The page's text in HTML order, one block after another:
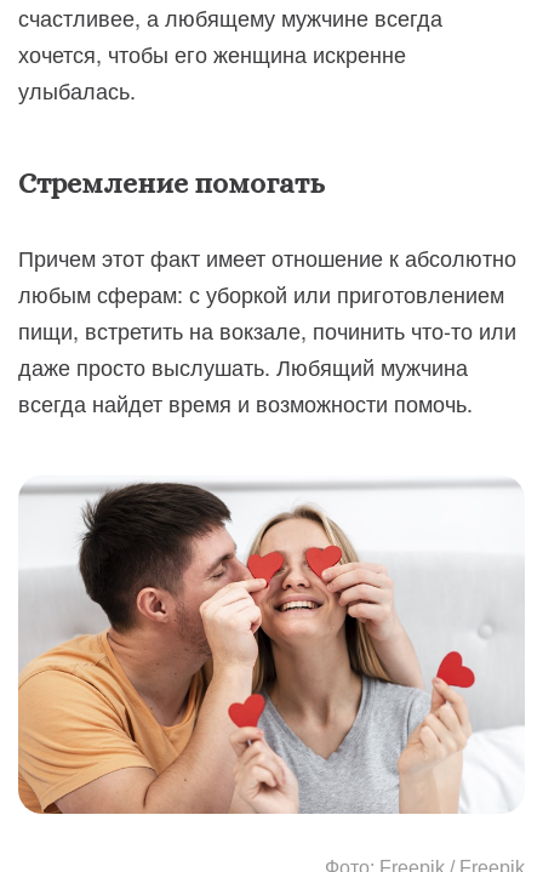
счастливее, а любящему мужчине всегда
хочется, чтобы его женщина искренне
улыбалась.
Стремление помогать
Причем этот факт имеет отношение к абсолютно
любым сферам: с уборкой или приготовлением
пищи, встретить на вокзале, починить что-то или
даже просто выслушать. Любящий мужчина
всегда найдет время и возможности помочь.